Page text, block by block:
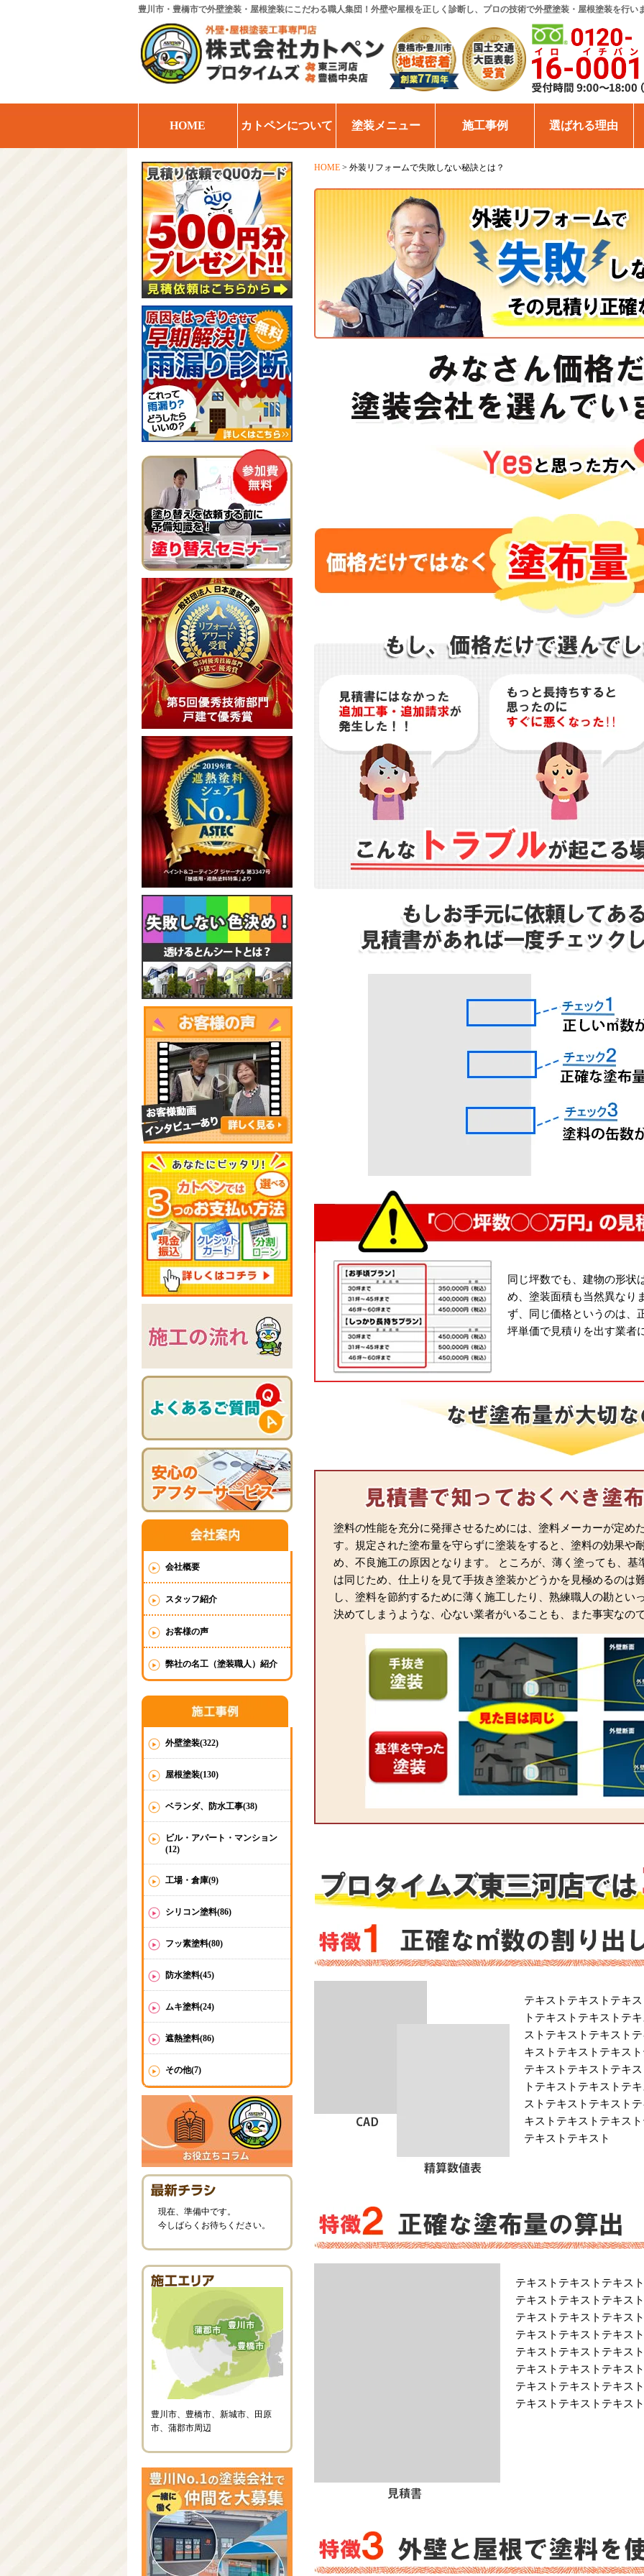
豊川市・豊橋市で外壁塗装・屋根塗装にこだわる職人集団！外壁や屋根を正しく診断し、プロの技術で外壁塗装・屋根塗装を行い
HOME カトペンについて 塗装メニュー 施工事例 選ばれる理由
HOME > 外装リフォームで失敗しない秘訣とは？
同じ坪数でも、建物の形状
め、塗装面積も当然異なり
ず、同じ価格というのは、
坪単価で見積りを出す業者
塗料の性能を充分に発揮させるためには、塗料メーカーが定め
す。規定された塗布量を守らずに塗装をすると、塗料の効果や
め、不良施工の原因となります。 ところが、薄く塗っても、基
は同じため、仕上りを見て手抜き塗装かどうかを見極めるのは
し、塗料を節約するために薄く施工したり、熟練職人の勘とい
決めてしまうような、心ない業者がいることも、また事実なの
テキストテキストテキ
トテキストテキストテ
ストテキストテキスト
キストテキストテキス
テキストテキストテキ
トテキストテキストテ
ストテキストテキスト
キストテキストテキス
テキストテキスト
テキストテキストテキス
テキストテキストテキス
テキストテキストテキス
テキストテキストテキス
テキストテキストテキス
テキストテキストテキス
テキストテキストテキス
テキストテキストテキス
会社概要
スタッフ紹介
お客様の声
弊社の名工（塗装職人）紹介
外壁塗装(322)
屋根塗装(130)
ベランダ、防水工事(38)
ビル・アパート・マンション
(12)
工場・倉庫(9)
シリコン塗料(86)
フッ素塗料(80)
防水塗料(45)
ムキ塗料(24)
遮熱塗料(86)
その他(7)
現在、準備中です。
今しばらくお待ちください。
豊川市、豊橋市、新城市、田原
市、蒲郡市周辺